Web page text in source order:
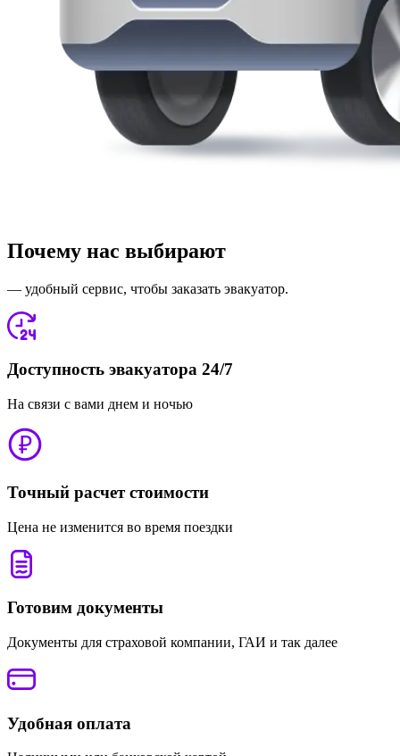
Почему нас выбирают
— удобный сервис, чтобы заказать эвакуатор.
Доступность эвакуатора 24/7
На связи с вами днем и ночью
Точный расчет стоимости
Цена не изменится во время поездки
Готовим документы
Документы для страховой компании, ГАИ и так далее
Удобная оплата